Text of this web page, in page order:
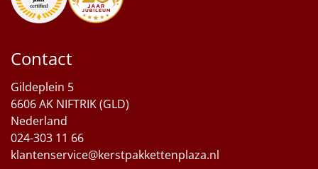
Contact
Gildeplein 5
6606 AK NIFTRIK (GLD)
Nederland
024-303 11 66
klantenservice@kerstpakkettenplaza.nl